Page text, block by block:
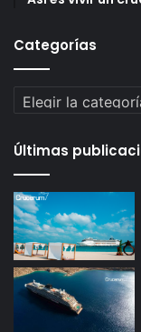
Categorías
Categorías
Últimas